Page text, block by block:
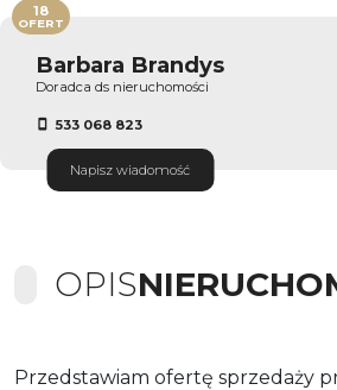
Barbara Brandys
Doradca ds nieruchomości
533 068 823
Napisz wiadomość
18
OFERT
OPIS
Przedstawiam ofertę sprzedaży